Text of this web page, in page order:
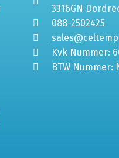
3316GN
088-2502425
Kvk Nummer:
BTW Nummer: